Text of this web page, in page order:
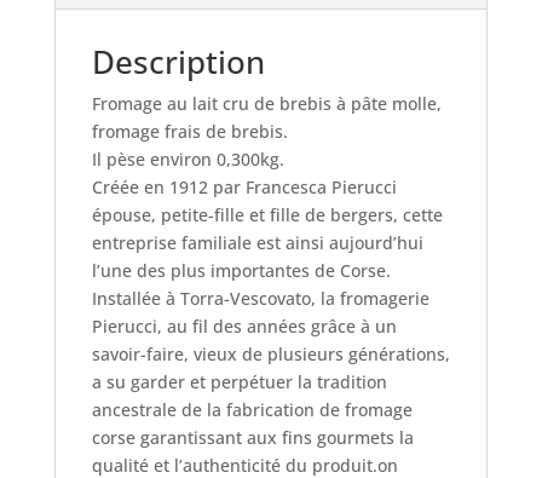
Description
Fromage au lait cru de brebis à pâte molle,
fromage frais de brebis.
Il pèse environ 0,300kg.
Créée en 1912 par Francesca Pierucci
épouse, petite-fille et fille de bergers, cette
entreprise familiale est ainsi aujourd’hui
l’une des plus importantes de Corse.
Installée à Torra-Vescovato, la fromagerie
Pierucci, au fil des années grâce à un
savoir-faire, vieux de plusieurs générations,
a su garder et perpétuer la tradition
ancestrale de la fabrication de fromage
corse garantissant aux fins gourmets la
qualité et l’authenticité du produit.on